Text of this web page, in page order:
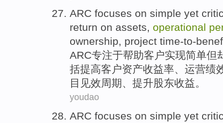
ARC focuses on simple yet
return on assets, operational
ownership, project time-to-
ARC专注于帮助客户实现简单但
括提高客户资产收益率、 运营绩
目 见效周期、提升股东收益。
youdao
ARC focuses on simple yet